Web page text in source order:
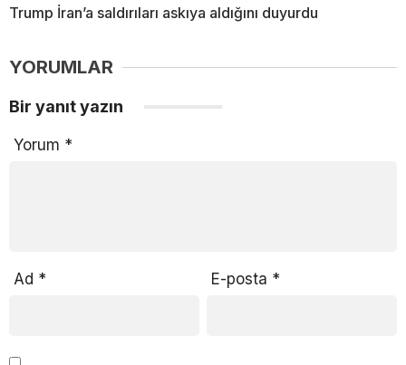
Trump İran’a saldırıları askıya aldığını duyurdu
YORUMLAR
Bir yanıt yazın
Yorum *
Ad * E-posta *